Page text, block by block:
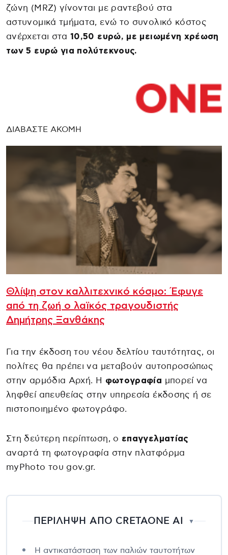
ζώνη (MRZ) γίνονται με ραντεβού στα
αστυνομικά τμήματα, ενώ το συνολικό κόστος
ανέρχεται στα10,50 ευρώ, με μειωμένη χρέωση
των 5 ευρώ για πολύτεκνους.
ΔΙΑΒΑΣΤΕ ΑΚΟΜΗ
Θλίψη στον καλλιτεχνικό κόσμο: Έφυγε
από τη ζωή ο λαϊκός τραγουδιστής
Δημήτρης Ξανθάκης
Για την έκδοση του νέου δελτίου ταυτότητας, οι
πολίτες θα πρέπει να μεταβούν αυτοπροσώπως
στην αρμόδια Αρχή. Η φωτογραφία μπορεί να
ληφθεί απευθείας στην υπηρεσία έκδοσης ή σε
πιστοποιημένο φωτογράφο.
Στη δεύτερη περίπτωση, ο επαγγελματίας
αναρτά τη φωτογραφία στην πλατφόρμα
myPhoto του gov.gr.
ΠΕΡΙΛΗΨΗ ΑΠΟ CRETAONE AI ▼
Η αντικατάσταση των παλιών ταυτοτήτων